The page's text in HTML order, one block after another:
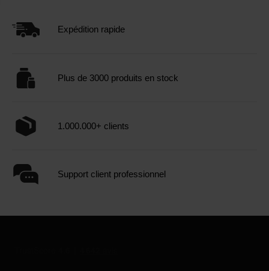
Expédition rapide
Plus de 3000 produits en stock
1.000.000+ clients
Support client professionnel